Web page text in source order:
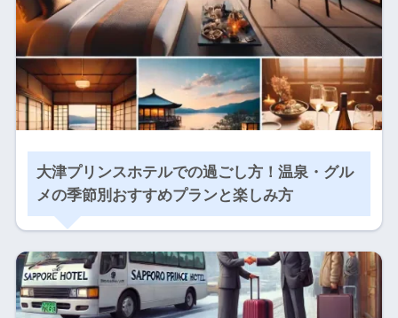
大津プリンスホテルでの過ごし方！温泉・グル
メの季節別おすすめプランと楽しみ方